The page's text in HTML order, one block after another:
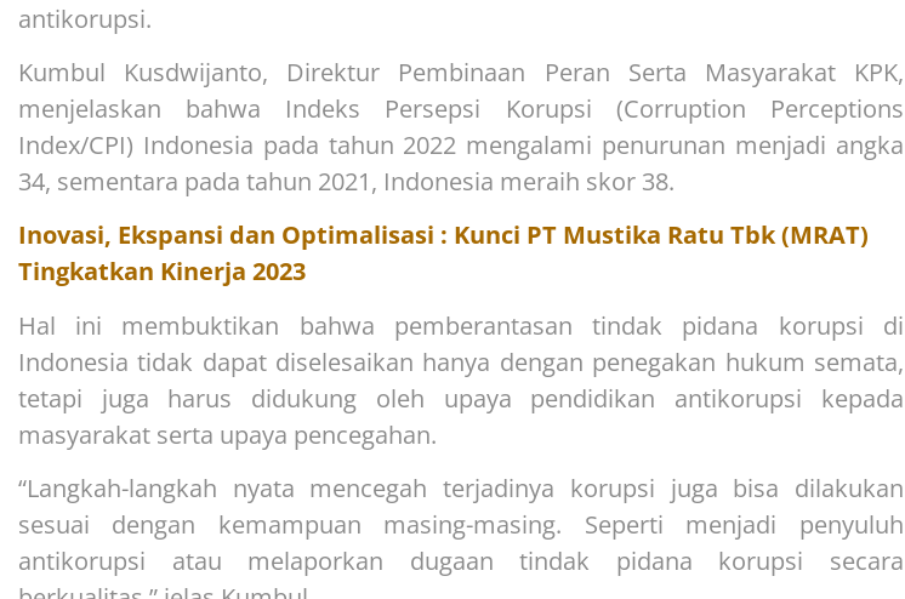
antikorupsi.
Kumbul Kusdwijanto, Direktur Pembinaan Peran Serta Masyarakat KPK,
menjelaskan bahwa Indeks Persepsi Korupsi (Corruption Perceptions
Index/CPI) Indonesia pada tahun 2022 mengalami penurunan menjadi angka
34, sementara pada tahun 2021, Indonesia meraih skor 38.
Inovasi, Ekspansi dan Optimalisasi : Kunci PT Mustika Ratu Tbk (MRAT)
Tingkatkan Kinerja 2023
Hal ini membuktikan bahwa pemberantasan tindak pidana korupsi di
Indonesia tidak dapat diselesaikan hanya dengan penegakan hukum semata,
tetapi juga harus didukung oleh upaya pendidikan antikorupsi kepada
masyarakat serta upaya pencegahan.
“Langkah-langkah nyata mencegah terjadinya korupsi juga bisa dilakukan
sesuai dengan kemampuan masing-masing. Seperti menjadi penyuluh
antikorupsi atau melaporkan dugaan tindak pidana korupsi secara